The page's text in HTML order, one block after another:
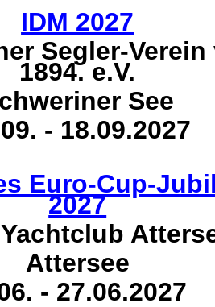
IDM 2027
Segler-Verein
1894. e.V.
See
- 18.09.2027
Euro-Cup-
2027
Attersee
- 27.06.2027